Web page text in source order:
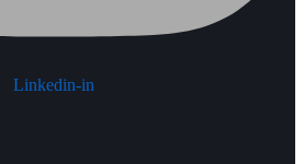
Linkedin-in